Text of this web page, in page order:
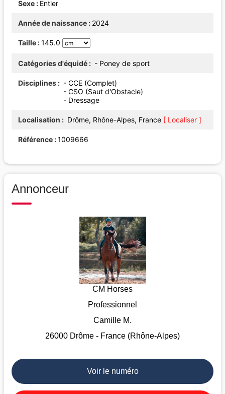
Sexe Entier
Année de naissance 2024
Taille 145.0
Catégories d'équidé - Poney de sport
Disciplines
- CCE (Complet)
- CSO (Saut d'Obstacle)
- Dressage
Localisation Drôme, Rhône-Alpes, France [ Localiser ]
Référence 1009666
Annonceur
CM Horses
Professionnel
Camille M.
26000 Drôme - France (Rhône-Alpes)
Voir le numéro